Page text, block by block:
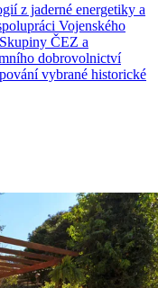
z jaderné energetiky a
Vojenského
ČEZ a
dobrovolnictví
vybrané historické